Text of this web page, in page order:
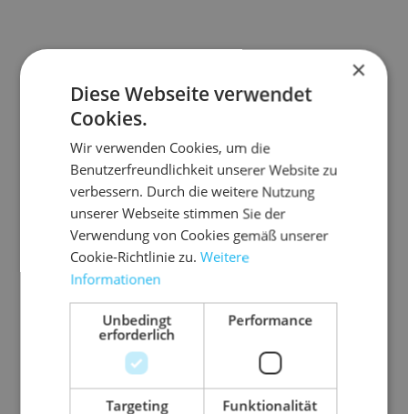
×
Diese Webseite verwendet
Cookies.
Wir verwenden Cookies, um die
Benutzerfreundlichkeit unserer Website zu
verbessern. Durch die weitere Nutzung
unserer Webseite stimmen Sie der
Verwendung von Cookies gemäß unserer
Cookie-Richtlinie zu.Weitere
Informationen
Unbedingt
erforderlich
Performance
Targeting Funktionalität